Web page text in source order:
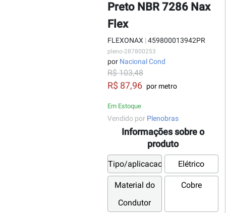
Preto NBR 7286 Nax
Flex
FLEXONAX | 459800013942PR
pleno-287800253
por Nacional Cond
R$ 103,48
R$ 87,96 por metro
Em Estoque
Vendido por Plenobras
Informações sobre o
produto
Tipo/aplicacao Elétrico
Material do
Condutor
Cobre